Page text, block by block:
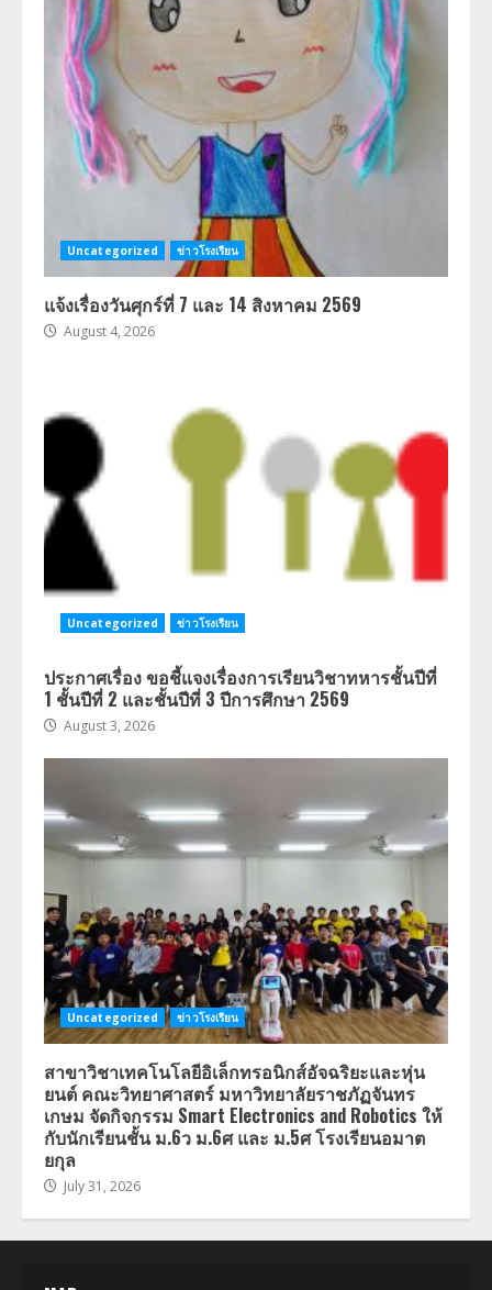
Uncategorized ข่าวโรงเรียน
แจ้งเรื่องวันศุกร์ที่ 7 และ 14 สิงหาคม 2569
August 4, 2026
Uncategorized ข่าวโรงเรียน
ประกาศเรื่อง ขอชี้แจงเรื่องการเรียนวิชาทหารชั้นปีที่
1 ชั้นปีที่ 2 และชั้นปีที่ 3 ปีการศึกษา 2569
August 3, 2026
Uncategorized ข่าวโรงเรียน
สาขาวิชาเทคโนโลยีอิเล็กทรอนิกส์อัจฉริยะและหุ่น
ยนต์ คณะวิทยาศาสตร์ มหาวิทยาลัยราชภัฏจันทร
เกษม จัดกิจกรรม Smart Electronics and Robotics ให้
กับนักเรียนชั้น ม.6ว ม.6ศ และ ม.5ศ โรงเรียนอมาต
ยกุล
July 31, 2026